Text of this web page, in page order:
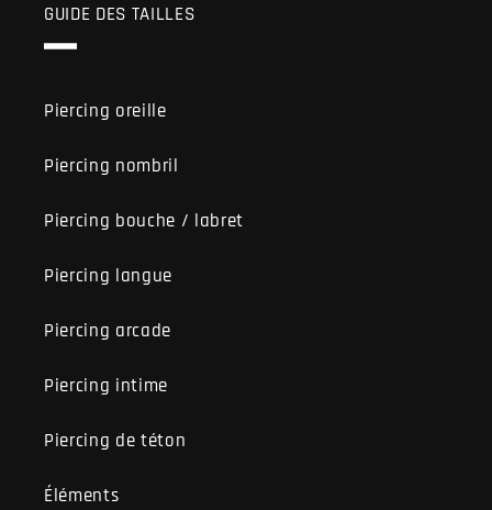
GUIDE DES TAILLES
Piercing oreille
Piercing nombril
Piercing bouche / labret
Piercing langue
Piercing arcade
Piercing intime
Piercing de téton
Éléments